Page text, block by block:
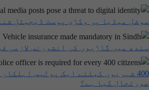
میڈیا پر وکڑی پوسٹ ڈیجیٹل
میں گاڑیوں کی انشورنس لازمی
400 شہریوں کیلئے ایک پولیس اہلکار
کیا ہے؟